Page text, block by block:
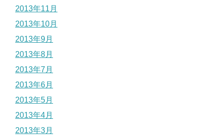
2013年11月
2013年10月
2013年9月
2013年8月
2013年7月
2013年6月
2013年5月
2013年4月
2013年3月